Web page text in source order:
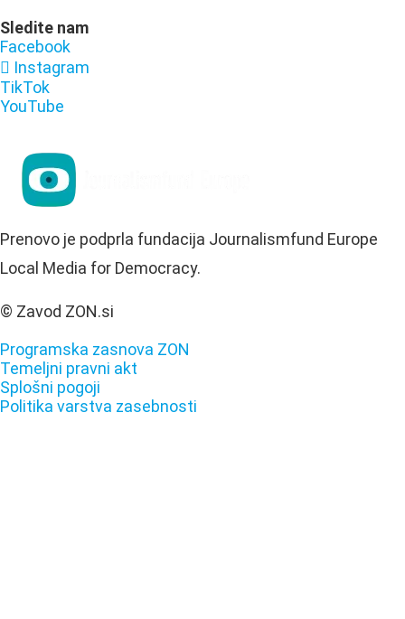
Sledite nam
Facebook
Instagram
TikTok
YouTube
Prenovo je podprla fundacija Journalismfund Europe
Local Media for Democracy.
© Zavod ZON.si
Programska zasnova ZON
Temeljni pravni akt
Splošni pogoji
Politika varstva zasebnosti